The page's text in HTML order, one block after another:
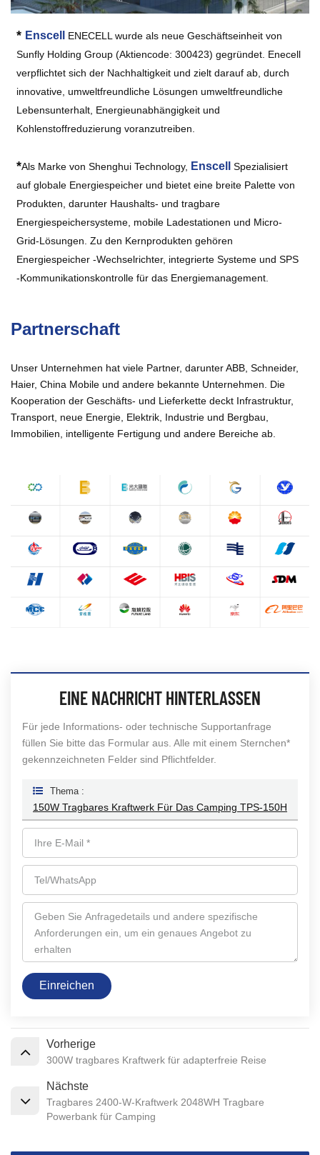
* Enscell
ENECELL wurde als neue Geschäftseinheit von
Sunfly Holding Group (Aktiencode: 300423) gegründet. Enecell
verpflichtet sich der Nachhaltigkeit und zielt darauf ab, durch
innovative, umweltfreundliche Lösungen umweltfreundliche
Lebensunterhalt, Energieunabhängigkeit und
Kohlenstoffreduzierung voranzutreiben.
*Als Marke von Shenghui Technology, EnscellSpezialisiert
auf globale Energiespeicher und bietet eine breite Palette von
Produkten, darunter Haushalts- und tragbare
Energiespeichersysteme, mobile Ladestationen und Micro-
Grid-Lösungen. Zu den Kernprodukten gehören
Energiespeicher -Wechselrichter, integrierte Systeme und SPS
-Kommunikationskontrolle für das Energiemanagement.
Partnerschaft
Unser Unternehmen hat viele Partner, darunter ABB, Schneider,
Haier, China Mobile und andere bekannte Unternehmen. Die
Kooperation der Geschäfts- und Lieferkette deckt Infrastruktur,
Transport, neue Energie, Elektrik, Industrie und Bergbau,
Immobilien, intelligente Fertigung und andere Bereiche ab.
EINE NACHRICHT HINTERLASSEN
Für jede Informations- oder technische Supportanfrage
füllen Sie bitte das Formular aus. Alle mit einem Sternchen*
gekennzeichneten Felder sind Pflichtfelder.
Thema :
150W Tragbares Kraftwerk Für Das Camping TPS-150H
Einreichen
Vorherige
300W tragbares Kraftwerk für adapterfreie Reise
Nächste
Tragbares 2400-W-Kraftwerk 2048WH Tragbare
Powerbank für Camping